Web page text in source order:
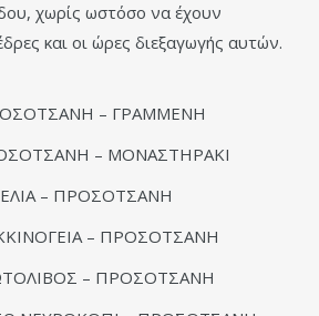
χωρίς ωστόσο να έχουν
και οι ώρες διεξαγωγής αυτών.
– ΓΡΑΜΜΕΝΗ
– ΜΟΝΑΣΤΗΡΑΚΙ
– ΠΡΟΣΟΤΣΑΝΗ
– ΠΡΟΣΟΤΣΑΝΗ
– ΠΡΟΣΟΤΣΑΝΗ